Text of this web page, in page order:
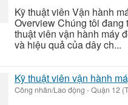
Kỹ thuật viên Vận hành
Overview Chúng tôi
thuật viên vận hành máy
và hiệu quả của dây ch...
Kỹ thuật viên vận hành
Công nhân/Lao động -Quận 12